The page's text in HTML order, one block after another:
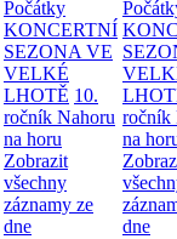
Počátky
KONCERTNÍ
SEZONA VE
VELKÉ
LHOTĚ 10.
ročník Nahoru
na horu
Zobrazit
všechny
záznamy ze
dne
ročník
na
dne